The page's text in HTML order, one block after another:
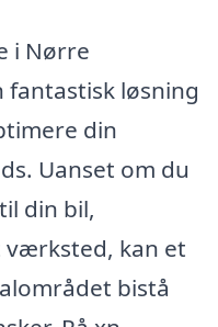
i Nørre
fantastisk løsning
din
Uanset om du
din bil,
værksted, kan et
bistå